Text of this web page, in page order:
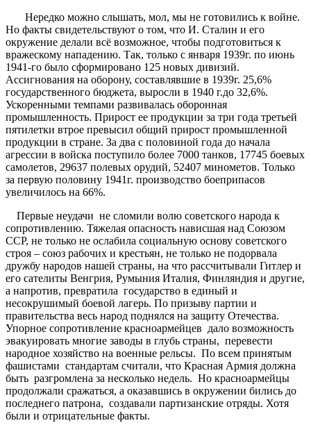
Нередко можно слышать, мол, мы не готовились к войне.
Но факты свидетельствуют о том, что И. Сталин и его
окружение делали всё возможное, чтобы подготовиться к
вражескому нападению. Так, только с января 1939г. по июнь
1941-го было сформировано 125 новых дивизий.
Ассигнования на оборону, составлявшие в 1939г. 25,6%
государственного бюджета, выросли в 1940 г.до 32,6%.
Ускоренными темпами развивалась оборонная
промышленность. Прирост ее продукции за три года третьей
пятилетки втрое превысил общий прирост промышленной
продукции в стране. За два с половиной года до начала
агрессии в войска поступило более 7000 танков, 17745 боевых
самолетов, 29637 полевых орудий, 52407 минометов. Только
за первую половину 1941г. производство боеприпасов
увеличилось на 66%.
Первые неудачи не сломили волю советского народа к
сопротивлению. Тяжелая опасность нависшая над Союзом
ССР, не только не ослабила социальную основу советского
строя – союз рабочих и крестьян, не только не подорвала
дружбу народов нашей страны, на что рассчитывали Гитлер и
его сателиты Венгрия, Румыния Италия, Финляндия и другие,
а напротив, превратила государство в единый и
несокрушимый боевой лагерь. По призыву партии и
правительства весь народ поднялся на защиту Отечества.
Упорное сопротивление красноармейцев дало возможность
эвакуировать многие заводы в глубь страны, перевести
народное хозяйство на военные рельсы. По всем принятым
фашистами стандартам считали, что Красная Армия должна
быть разгромлена за несколько недель. Но красноармейцы
продолжали сражаться, а оказавшись в окружении бились до
последнего патрона, создавали партизанские отряды. Хотя
были и отрицательные факты.